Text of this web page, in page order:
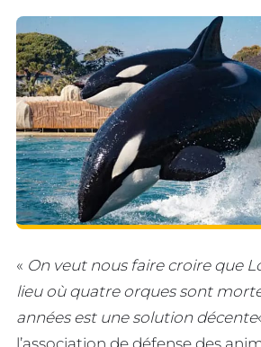
« On veut nous faire croire que
lieu où quatre orques sont
années est une solution décente
l’association de défense des